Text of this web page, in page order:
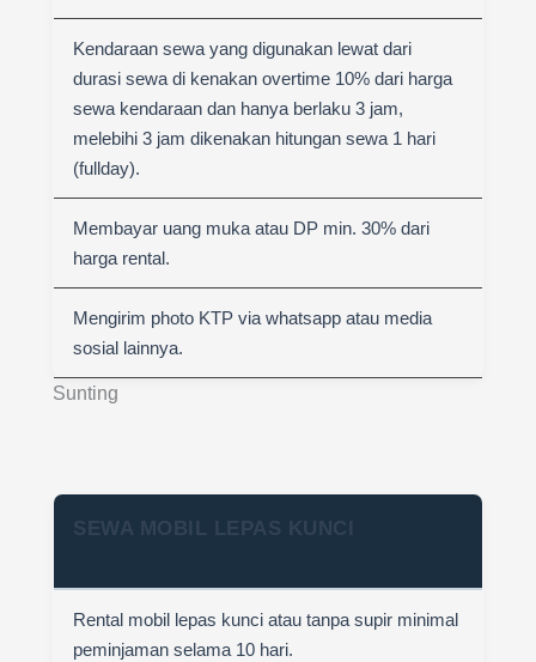
Sunting
Kendaraan sewa yang digunakan lewat dari
durasi sewa di kenakan overtime 10% dari harga
sewa kendaraan dan hanya berlaku 3 jam,
melebihi 3 jam dikenakan hitungan sewa 1 hari
(fullday).
Membayar uang muka atau DP min. 30% dari
harga rental.
Mengirim photo KTP via whatsapp atau media
sosial lainnya.
SEWA MOBIL LEPAS KUNCI
Rental mobil lepas kunci atau tanpa supir minimal
peminjaman selama 10 hari.